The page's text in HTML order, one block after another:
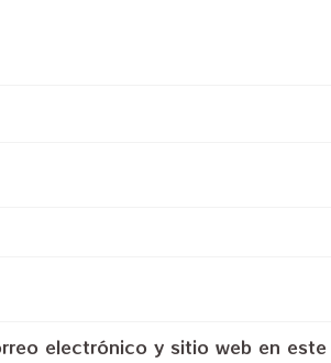
electrónico y sitio web en este